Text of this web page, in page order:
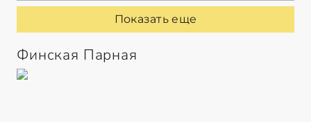
Показать еще
Финская Парная